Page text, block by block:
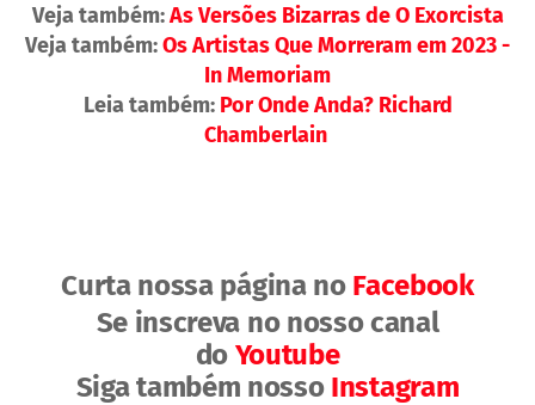
Veja também:As Versões Bizarras de O Exorcista
Veja também:Os Artistas Que Morreram em 2023 -
In Memoriam
Leia também: Por Onde Anda? Richard
Chamberlain
Curta nossa página no Facebook
Se inscreva no nosso canal
do Youtube
Siga também nosso Instagram